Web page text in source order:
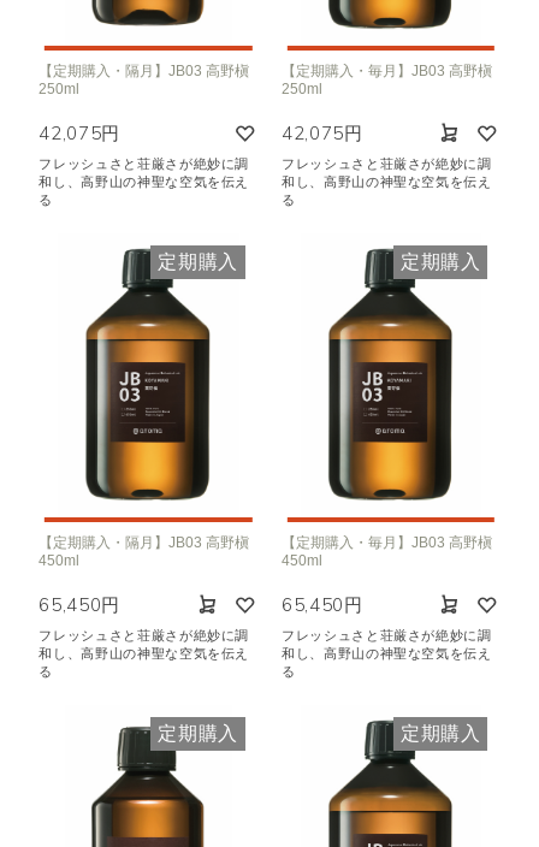
【定期購入・隔月】JB03 高野槇
250ml
42,075円
フレッシュさと荘厳さが絶妙に調
和し、高野山の神聖な空気を伝え
る
【定期購入・毎月】JB03 高野槇
250ml
42,075円
フレッシュさと荘厳さが絶妙に調
和し、高野山の神聖な空気を伝え
る
定期購入
【定期購入・隔月】JB03 高野槇
450ml
65,450円
フレッシュさと荘厳さが絶妙に調
和し、高野山の神聖な空気を伝え
る
定期購入
【定期購入・毎月】JB03 高野槇
450ml
65,450円
フレッシュさと荘厳さが絶妙に調
和し、高野山の神聖な空気を伝え
る
定期購入 定期購入